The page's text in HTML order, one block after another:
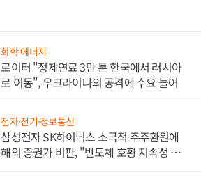
화학·에너지
로이터 "정제연료 3만 톤 한국에서 러시아
로 이동", 우크라이나의 공격에 수요 늘어
전자·전기·정보통신
삼성전자 SK하이닉스 소극적 주주환원에
해외 증권가 비판, "반도체 호황 지속성 의